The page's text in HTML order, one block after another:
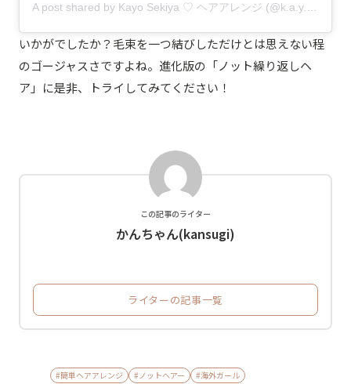
A post shared by Kayo Sekiya ♡ ヘアアレンジ (@k.a.y.o_5)
いかがでしたか？毛束を一つ結びしただけとは思えない程
のゴージャスさですよね。進化版の「ノット繰り返しヘ
ア」に是非、トライしてみてください！
この記事のライター
かんちゃん(kansugi)
ライターの記事一覧
#簡単ヘアアレンジ #ノットヘアー #海外ガール